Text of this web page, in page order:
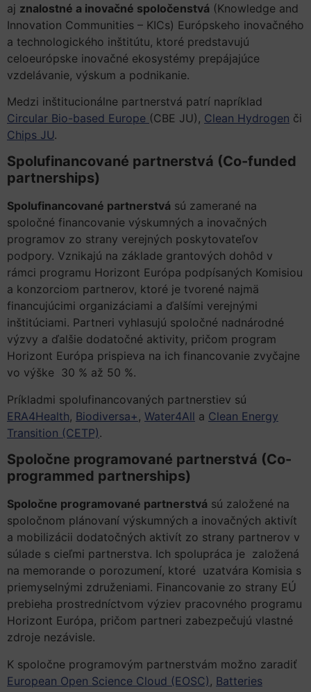
aj znalostné a inovačné spoločenstvá (Knowledge and
Innovation Communities – KICs) Európskeho inovačného
a technologického inštitútu, ktoré predstavujú
celoeurópske inovačné ekosystémy prepájajúce
vzdelávanie, výskum a podnikanie.
Medzi inštitucionálne partnerstvá patrí napríklad
Circular Bio-based Europe (CBE JU), Clean Hydrogen či
Chips JU.
Spolufinancované partnerstvá (Co-funded
partnerships)
Spolufinancované partnerstvá sú zamerané na
spoločné financovanie výskumných a inovačných
programov zo strany verejných poskytovateľov
podpory. Vznikajú na základe grantových dohôd v
rámci programu Horizont Európa podpísaných Komisiou
a konzorciom partnerov, ktoré je tvorené najmä
financujúcimi organizáciami a ďalšími verejnými
inštitúciami. Partneri vyhlasujú spoločné nadnárodné
výzvy a ďalšie dodatočné aktivity, pričom program
Horizont Európa prispieva na ich financovanie zvyčajne
vo výške 30 % až 50 %.
Príkladmi spolufinancovaných partnerstiev sú
ERA4Health, Biodiversa+ , Water4All a Clean Energy
Transition (CETP).
Spoločne programované partnerstvá (Co-
programmed partnerships)
Spoločne programované partnerstvá sú založené na
spoločnom plánovaní výskumných a inovačných aktivít
a mobilizácii dodatočných aktivít zo strany partnerov v
súlade s cieľmi partnerstva. Ich spolupráca je založená
na memorande o porozumení, ktoré uzatvára Komisia s
priemyselnými združeniami. Financovanie zo strany EÚ
prebieha prostredníctvom výziev pracovného programu
Horizont Európa, pričom partneri zabezpečujú vlastné
zdroje nezávisle.
K spoločne programovým partnerstvám možno zaradiť
European Open Science Cloud (EOSC) , Batteries